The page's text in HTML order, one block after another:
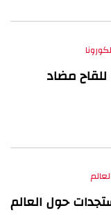
للقاح مضاد
حول العالم